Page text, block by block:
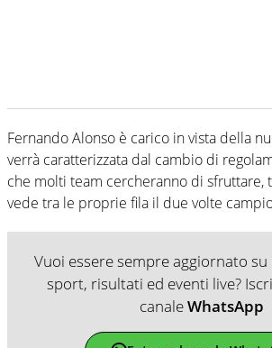
Fernando Alonso è carico in vista della
verrà caratterizzata dal cambio di
che molti team cercheranno di sfruttare,
vede tra le proprie fila il due volte
Vuoi essere sempre aggiornato
sport, risultati ed eventi live?
canaleWhatsApp